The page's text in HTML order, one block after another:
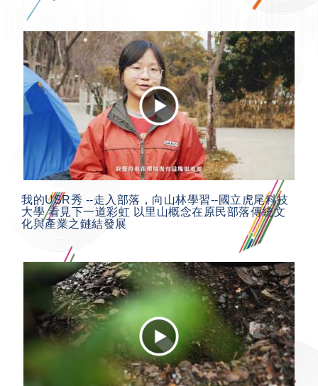
我的USR秀 --走入部落，向山林學習--國立虎尾科技
大學 看見下一道彩虹 以里山概念在原民部落傳統文
化與產業之鏈結發展